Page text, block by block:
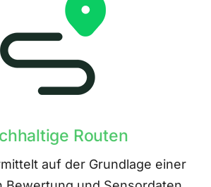
Routen
auf der Grundlage einer